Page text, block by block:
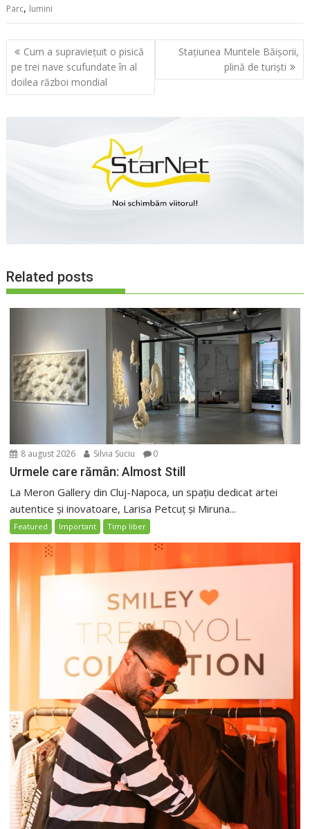
Parc, lumini
Navigare
în
articole
Cum a supraviețuit o pisică
pe trei nave scufundate în al
doilea război mondial
Stațiunea Muntele Băișorii,
plină de turiști
Related posts
8 august 2026 Silvia Suciu 0
Urmele care rămân: Almost Still
La Meron Gallery din Cluj-Napoca, un spațiu dedicat artei
autentice și inovatoare, Larisa Petcuț și Miruna...
Featured Important Timp liber